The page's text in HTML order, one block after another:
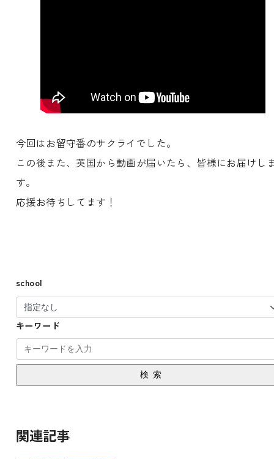
今回はお留守番のサクライでした。
この後また、英国から動画が届いたら、皆様にお届けし
す。
応援お待ちしてます！
school
キーワード
検索
関連記事